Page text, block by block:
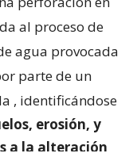
al proceso de
agua provocada
parte de un
, identificándose
erosión, y
a la alteración